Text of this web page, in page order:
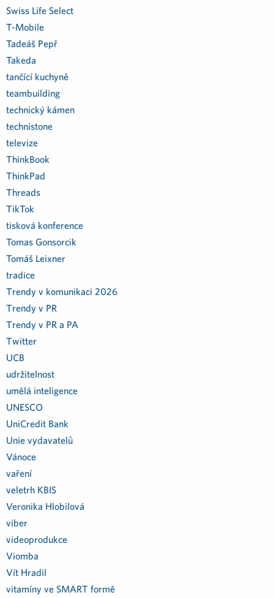
Swiss Life Select
T-Mobile
Tadeáš Pepř
Takeda
tančící kuchyně
teambuilding
technický kámen
technistone
televize
ThinkBook
ThinkPad
Threads
TikTok
tisková konference
Tomas Gonsorcik
Tomáš Leixner
tradice
Trendy v komunikaci 2026
Trendy v PR
Trendy v PR a PA
Twitter
UCB
udržitelnost
umělá inteligence
UNESCO
UniCredit Bank
Unie vydavatelů
Vánoce
vaření
veletrh KBIS
Veronika Hlobilová
viber
videoprodukce
Viomba
Vít Hradil
vitamíny ve SMART formě